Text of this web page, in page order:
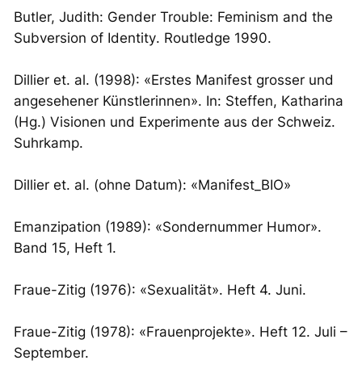
Butler, Judith: Gender Trouble: Feminism and the
Subversion of Identity. Routledge 1990.
Dillier et. al. (1998): «Erstes Manifest grosser und
angesehener Künstlerinnen». In: Steffen, Katharina
(Hg.) Visionen und Experimente aus der Schweiz.
Suhrkamp.
­Dillier et. al. (ohne Datum): «Manifest_BIO»
Emanzipation (1989): «Sondernummer Humor».
Band 15, Heft 1.
Fraue-Zitig (1976): «Sexualität». Heft 4. Juni.
Fraue-Zitig (1978): «Frauenprojekte». Heft 12. Juli –
September.